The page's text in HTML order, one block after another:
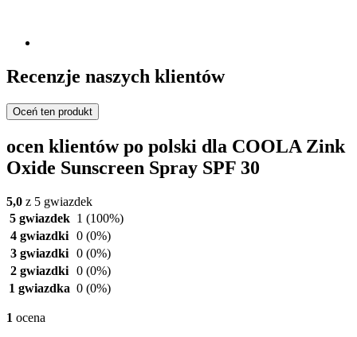
Recenzje naszych klientów
Oceń ten produkt
ocen klientów po polski dla COOLA Zink
Oxide Sunscreen Spray SPF 30
5,0 z 5 gwiazdek
5 gwiazdek 1 (100%)
4 gwiazdki 0 (0%)
3 gwiazdki 0 (0%)
2 gwiazdki 0 (0%)
1 gwiazdka 0 (0%)
1 ocena